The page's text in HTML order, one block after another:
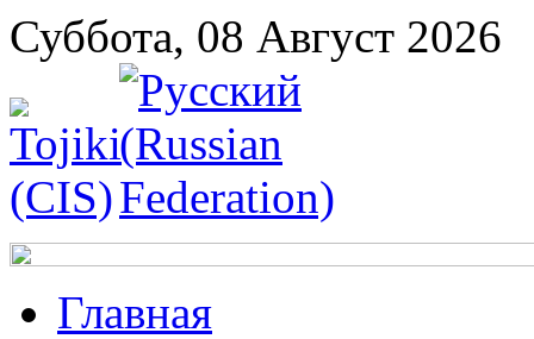
Суббота, 08 Август 2026
Главная